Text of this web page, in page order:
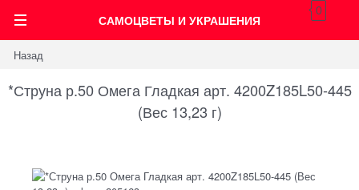
САМОЦВЕТЫ И УКРАШЕНИЯ
0
Назад
*Струна р.50 Омега Гладкая арт. 4200Z185L50-445
(Вес 13,23 г)